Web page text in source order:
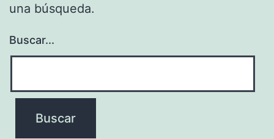
una búsqueda.
Buscar...